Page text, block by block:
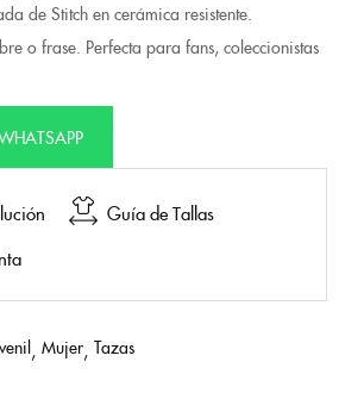
de Stitch en cerámica resistente.
o frase. Perfecta para fans, coleccionistas
Guía de Tallas
Mujer Tazas